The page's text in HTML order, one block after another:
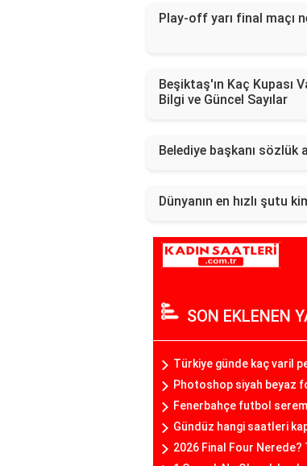
Play-off yarı final maçı
Beşiktaş'ın Kaç Kupası
Bilgi ve Güncel Sayılar
Belediye başkanı sözlük
Dünyanın en hızlı şutu
SON EKLENEN
Türkiye günde kaç varil
Photoshop siyah beyaz
Fenerbahçe futbol
Gündüz hangi saatleri
2026 Final Four